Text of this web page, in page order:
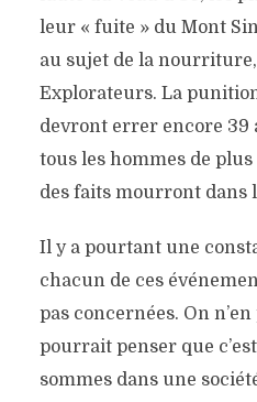
leur « fuite » du Mont
au sujet de la
Explorateurs. La
devront errer encore 39
tous les hommes de
des faits mourront dans
Il y a pourtant une
chacun de ces
pas concernées. On
pourrait penser que
sommes dans une